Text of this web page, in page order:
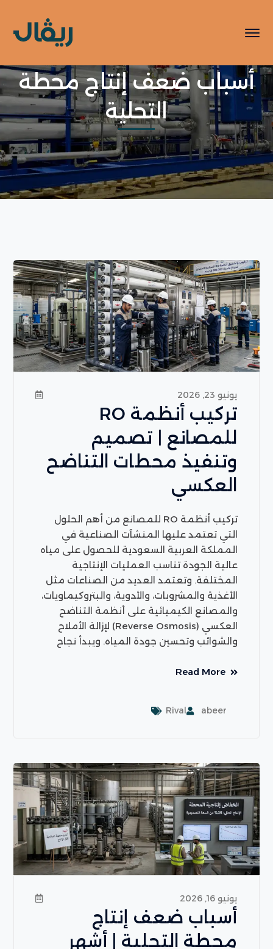
أسباب ضعف إنتاج محطة
التحلية
يونيو 23, 2026
تركيب أنظمة RO
للمصانع | تصميم
وتنفيذ محطات التناضح
العكسي
تركيب أنظمة RO للمصانع من أهم الحلول
التي تعتمد عليها المنشآت الصناعية في
المملكة العربية السعودية للحصول على مياه
عالية الجودة تناسب العمليات الإنتاجية
المختلفة. وتعتمد العديد من الصناعات مثل
الأغذية والمشروبات، والأدوية، والبتروكيماويات،
والمصانع الكيميائية على أنظمة التناضح
العكسي (Reverse Osmosis) لإزالة الأملاح
والشوائب وتحسين جودة المياه. ويبدأ نجاح
Read More
abeer
Rival
يونيو 16, 2026
أسباب ضعف إنتاج
محطة التحلية | أشهر